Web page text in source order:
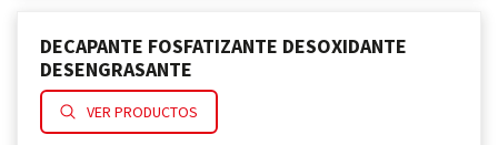
DECAPANTE FOSFATIZANTE DESOXIDANTE
DESENGRASANTE
VER PRODUCTOS